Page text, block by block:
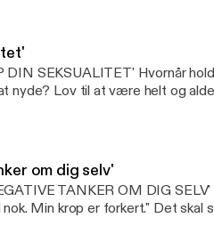
Hvornår holdt du op med at give
nyde? Lov til at være helt og
at der nogensinde var åbent
I denne episode tager vi ned i
livskraft, vores skaberkraft
højt om: at mange af os som
lukke ned. Ved at holde
om dig selv'
OM DIG SELV' Hvor længe har du
Min krop er forkert." Det skal